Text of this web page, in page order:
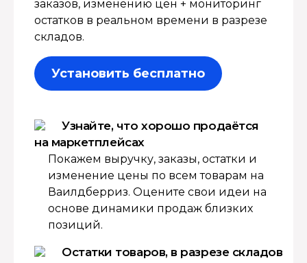
заказов, изменению цен + мониторинг
остатков в реальном времени в разрезе
складов.
Установить бесплатно
Узнайте, что хорошо продаётся
на маркетплейсах
Покажем выручку, заказы, остатки и
изменение цены по всем товарам на
Ваилдберриз. Оцените свои идеи на
основе динамики продаж близких
позиций.
Остатки товаров, в разрезе складов